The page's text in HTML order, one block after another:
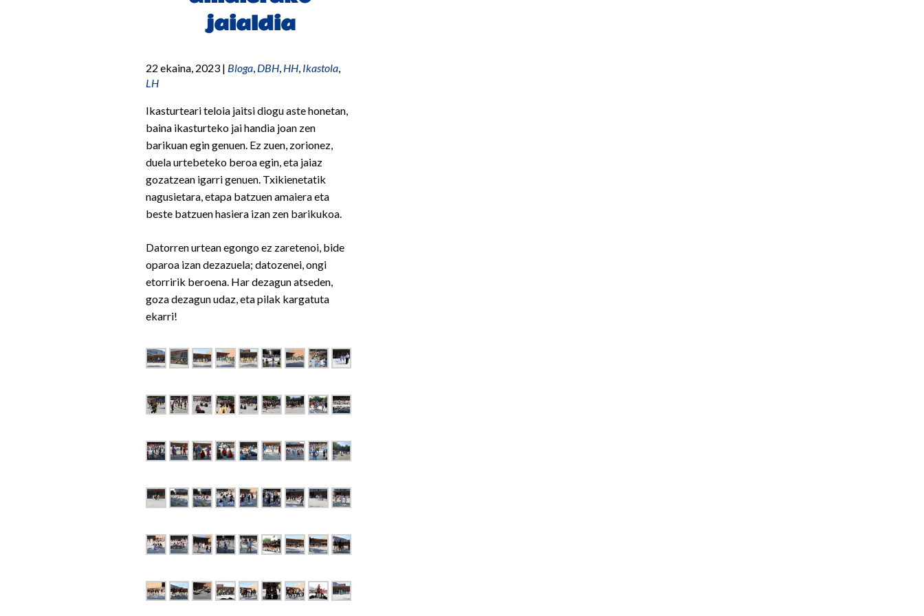
jaialdia
22 ekaina, 2023 | Bloga, DBH, HH, Ikastola,
LH
Ikasturteari teloia jaitsi diogu aste honetan,
baina ikasturteko jai handia joan zen
barikuan egin genuen. Ez zuen, zorionez,
duela urtebeteko beroa egin, eta jaiaz
gozatzean igarri genuen. Txikienetatik
nagusietara, etapa batzuen amaiera eta
beste batzuen hasiera izan zen barikukoa.
Datorren urtean egongo ez zaretenoi, bide
oparoa izan dezazuela; datozenei, ongi
etorririk beroena. Har dezagun atseden,
goza dezagun udaz, eta pilak kargatuta
ekarri!